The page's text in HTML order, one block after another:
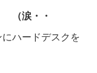
（涙・・
ハードデスクを